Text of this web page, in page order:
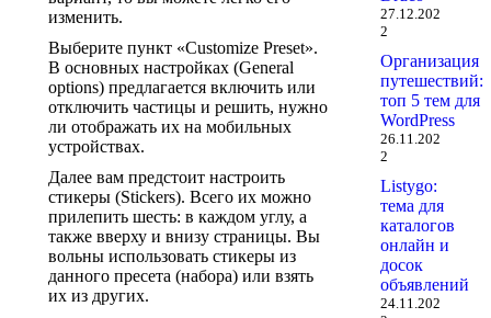
изменить.
Выберите пункт «Customize Preset».
В основных настройках (General
options) предлагается включить или
отключить частицы и решить, нужно
ли отображать их на мобильных
устройствах.
Далее вам предстоит настроить
стикеры (Stickers). Всего их можно
прилепить шесть: в каждом углу, а
также вверху и внизу страницы. Вы
вольны использовать стикеры из
данного пресета (набора) или взять
их из других.
27.12.202
2
Организация
путешествий:
топ 5 тем для
WordPress
26.11.202
2
Listygo:
тема для
каталогов
онлайн и
досок
объявлений
24.11.202